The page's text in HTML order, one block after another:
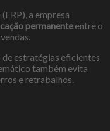
a empresa
permanente entre o
estratégias eficientes
também evita
e retrabalhos.